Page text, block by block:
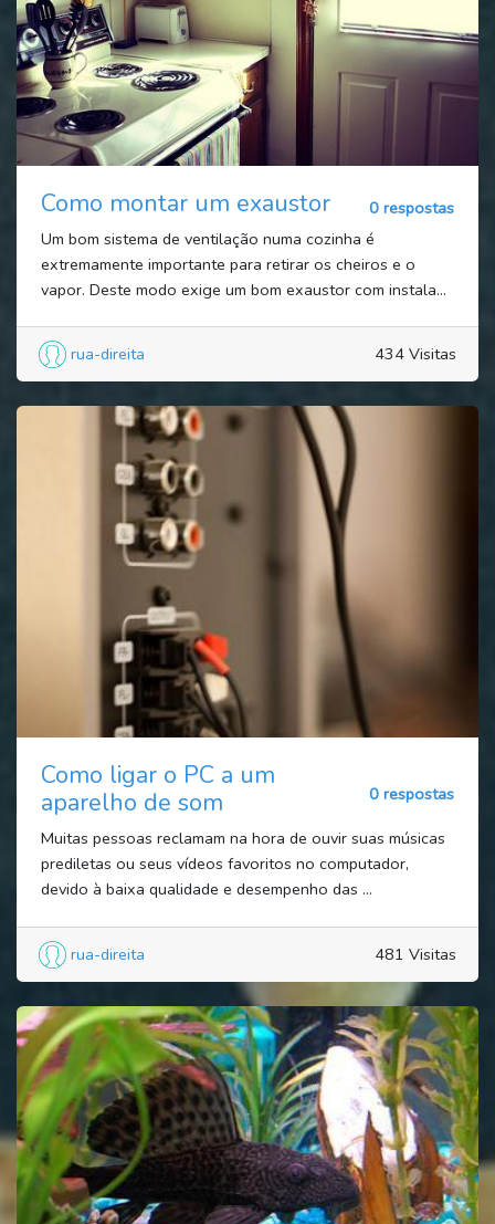
Como montar um exaustor
0 respostas
Um bom sistema de ventilação numa cozinha é
extremamente importante para retirar os cheiros e o
vapor. Deste modo exige um bom exaustor com instala...
rua-direita 434 Visitas
Como ligar o PC a um
aparelho de som
0 respostas
Muitas pessoas reclamam na hora de ouvir suas músicas
prediletas ou seus vídeos favoritos no computador,
devido à baixa qualidade e desempenho das ...
rua-direita 481 Visitas